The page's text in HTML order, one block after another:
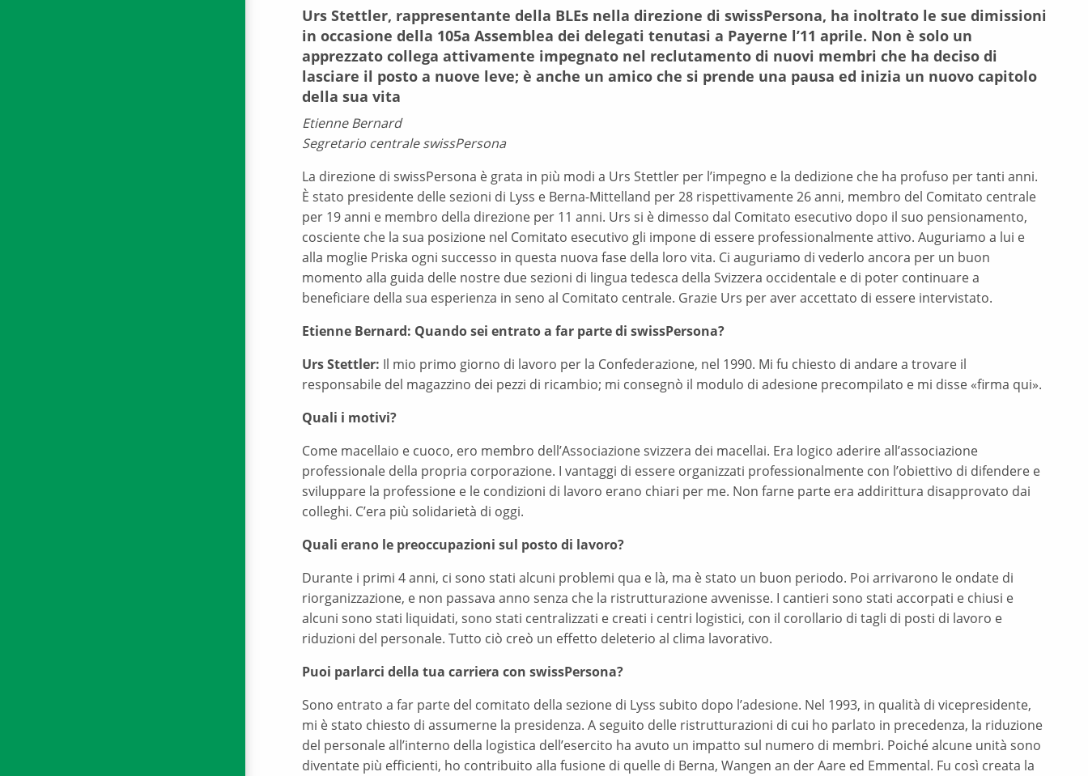
Urs Stettler, rappresentante della BLEs nella direzione di swissPersona, ha inoltrato le sue dimissioni
in occasione della 105a Assemblea dei delegati tenutasi a Payerne l’11 aprile. Non è solo un
apprezzato collega attivamente impegnato nel reclutamento di nuovi membri che ha deciso di
lasciare il posto a nuove leve; è anche un amico che si prende una pausa ed inizia un nuovo capitolo
della sua vita
Etienne Bernard
Segretario centrale swissPersona
La direzione di swissPersona è grata in più modi a Urs Stettler per l’impegno e la dedizione che ha profuso per tanti anni.
È stato presidente delle sezioni di Lyss e Berna-Mittelland per 28 rispettivamente 26 anni, membro del Comitato centrale
per 19 anni e membro della direzione per 11 anni. Urs si è dimesso dal Comitato esecutivo dopo il suo pensionamento,
cosciente che la sua posizione nel Comitato esecutivo gli impone di essere professionalmente attivo. Auguriamo a lui e
alla moglie Priska ogni successo in questa nuova fase della loro vita. Ci auguriamo di vederlo ancora per un buon
momento alla guida delle nostre due sezioni di lingua tedesca della Svizzera occidentale e di poter continuare a
beneficiare della sua esperienza in seno al Comitato centrale. Grazie Urs per aver accettato di essere intervistato.
Etienne Bernard: Quando sei entrato a far parte di swissPersona?
Urs Stettler: Il mio primo giorno di lavoro per la Confederazione, nel 1990. Mi fu chiesto di andare a trovare il
responsabile del magazzino dei pezzi di ricambio; mi consegnò il modulo di adesione precompilato e mi disse «firma qui».
Quali i motivi?
Come macellaio e cuoco, ero membro dell’Associazione svizzera dei macellai. Era logico aderire all’associazione
professionale della propria corporazione. I vantaggi di essere organizzati professionalmente con l’obiettivo di difendere e
sviluppare la professione e le condizioni di lavoro erano chiari per me. Non farne parte era addirittura disapprovato dai
colleghi. C’era più solidarietà di oggi.
Quali erano le preoccupazioni sul posto di lavoro?
Durante i primi 4 anni, ci sono stati alcuni problemi qua e là, ma è stato un buon periodo. Poi arrivarono le ondate di
riorganizzazione, e non passava anno senza che la ristrutturazione avvenisse. I cantieri sono stati accorpati e chiusi e
alcuni sono stati liquidati, sono stati centralizzati e creati i centri logistici, con il corollario di tagli di posti di lavoro e
riduzioni del personale. Tutto ciò creò un effetto deleterio al clima lavorativo.
Puoi parlarci della tua carriera con swissPersona?
Sono entrato a far parte del comitato della sezione di Lyss subito dopo l’adesione. Nel 1993, in qualità di vicepresidente,
mi è stato chiesto di assumerne la presidenza. A seguito delle ristrutturazioni di cui ho parlato in precedenza, la riduzione
del personale all’interno della logistica dell’esercito ha avuto un impatto sul numero di membri. Poiché alcune unità sono
diventate più efficienti, ho contribuito alla fusione di quelle di Berna, Wangen an der Aare ed Emmental. Fu così creata la